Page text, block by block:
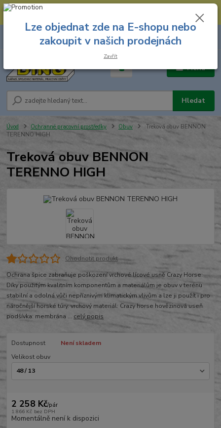
--- Spojovací materiál: 774 431 045 --- Prodejna nářadí: 731 449 423 --
Menu
Hledat
8.00 hod. - 16.00 hod.
za
Úvod Ochranné pracovní prostředky Obuv
Treková obuv BENNON
TERENNO HIGH
Treková obuv BENNON
TERENNO HIGH
Ohodnotit produkt
Ochrana špice zabraňuje poškození vrchové lícové usně Crazy Horse.
Díky použitým kvalitním komponentům a materiálům je obuv v terénu
stabilní a odolná vůči nepříznivým klimatickým vlivům a lze ji použít i pro
náročnější horské túry. vrchový materiál: Crazy horse hovězinová useň
podšívka: membrána ... celý popis
Dostupnost
Není skladem
Velikost obuv
2 258 Kč/pár
1 866 Kč bez DPH
Momentálně není k dispozici
Lze objednat zde na E-shopu nebo
zakoupit v našich prodejnách
Zavřít